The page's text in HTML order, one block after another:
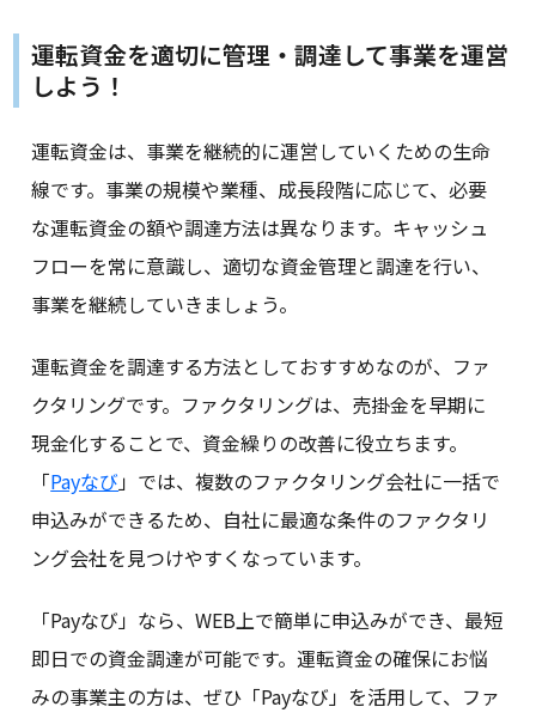
運転資金を適切に管理・調達して事業を運営
しよう！
運転資金は、事業を継続的に運営していくための生命
線です。事業の規模や業種、成長段階に応じて、必要
な運転資金の額や調達方法は異なります。キャッシュ
フローを常に意識し、適切な資金管理と調達を行い、
事業を継続していきましょう。
運転資金を調達する方法としておすすめなのが、ファ
クタリングです。ファクタリングは、売掛金を早期に
現金化することで、資金繰りの改善に役立ちます。
「Payなび」では、複数のファクタリング会社に一括で
申込みができるため、自社に最適な条件のファクタリ
ング会社を見つけやすくなっています。
「Payなび」なら、WEB上で簡単に申込みができ、最短
即日での資金調達が可能です。運転資金の確保にお悩
みの事業主の方は、ぜひ「Payなび」を活用して、ファ